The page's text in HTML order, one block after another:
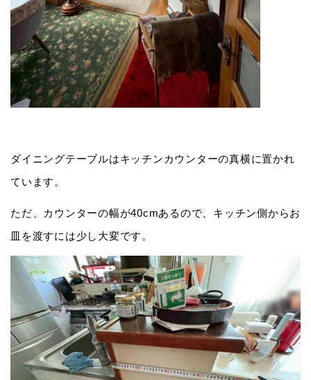
ダイニングテーブルはキッチンカウンターの真横に置かれ
ています。
ただ、カウンターの幅が40cmあるので、キッチン側からお
皿を渡すには少し大変です。